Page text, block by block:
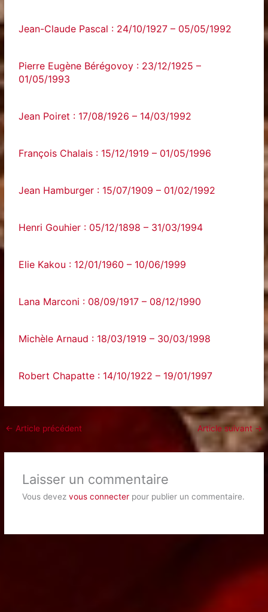
Jean-Claude Pascal : 24/10/1927 – 05/05/1992
Pierre Eugène Bérégovoy : 23/12/1925 –
01/05/1993
Jean Poiret : 17/08/1926 – 14/03/1992
François Chalais : 15/12/1919 – 01/05/1996
Jean Hamburger : 15/07/1909 – 01/02/1992
Henri Gouhier : 05/12/1898 – 31/03/1994
Elie Kakou : 12/01/1960 – 10/06/1999
Lana Marconi : 08/09/1917 – 08/12/1990
Michèle Arnaud : 18/03/1919 – 30/03/1998
Robert Chapatte : 14/10/1922 – 19/01/1997
← Article précédent Article suivant →
Laisser un commentaire
Vous devez vous connecterpour publier un commentaire.